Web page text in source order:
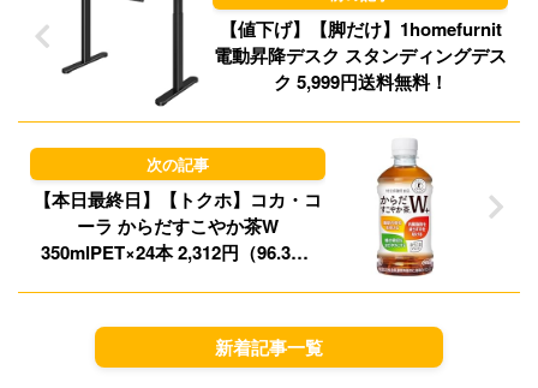
n
【値下げ】【脚だけ】1homefurnit
電動昇降デスク スタンディングデス
ク 5,999円送料無料！
【本日最終日】【トクホ】コカ・コ
ーラ からだすこやか茶W
350mlPET×24本 2,312円（96.3円/
新着記事一覧